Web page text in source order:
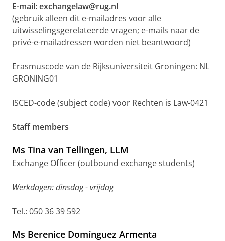
E-mail: exchangelaw@rug.nl
(gebruik alleen dit e-mailadres voor alle
uitwisselingsgerelateerde vragen; e-mails naar de
privé-e-mailadressen worden niet beantwoord)
Erasmuscode van de Rijksuniversiteit Groningen: NL
GRONING01
ISCED-code (subject code) voor Rechten is Law-0421
Staff members
Ms Tina van Tellingen, LLM
Exchange Officer (outbound exchange students)
Werkdagen: dinsdag - vrijdag
Tel.: 050 36 39 592
Ms Berenice Domínguez Armenta